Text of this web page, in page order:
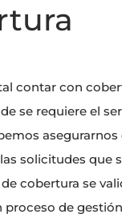
contar con
se requiere el
asegurarnos
solicitudes que
cobertura se
proceso de